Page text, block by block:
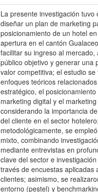
La presente investigación tuvo
diseñar un plan de marketing
posicionamiento de un hotel
apertura en el cantón
facilitar su ingreso al mercado,
público objetivo y generar una
valor competitiva; el estudio
enfoques teóricos
estratégico, el
marketing digital y el
considerando la importancia
del cliente en el sector
metodológicamente, se
mixto, combinando
mediante entrevistas en
clave del sector e
través de encuestas aplicadas
clientes; asimismo, se
entorno (pestel) y